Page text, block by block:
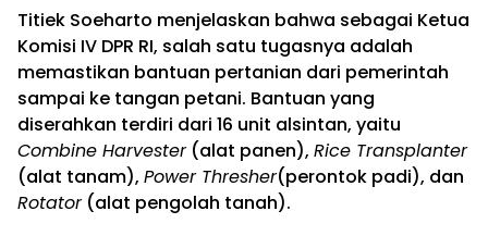
Titiek Soeharto menjelaskan bahwa sebagai Ketua
Komisi IV DPR RI, salah satu tugasnya adalah
memastikan bantuan pertanian dari pemerintah
sampai ke tangan petani. Bantuan yang
diserahkan terdiri dari 16 unit alsintan, yaitu
Combine Harvester(alat panen), Rice Transplanter
(alat tanam), Power Thresher(perontok padi), dan
Rotator(alat pengolah tanah).